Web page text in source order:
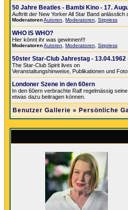
50 Jahre Beatles - Bambi Kino - 17.
Auftritt der New Yorker All Star Band
ModeratorenAutoren Moderatoren Sirpriess
WHO IS WHO?
Hier könnt ihr was gewinnen!!!
ModeratorenAutoren Moderatoren Sirpriess
50ster Star-Club Jahrestag - 13.04.1962
The Star-Club Spirit lives on
Veranstaltungshinweise, Publikationen und
Londoner Szene in den 60ern
In den 60ern verbrachte Ralf regelmässig
etwas dazu beitragen können.
Benutzer Gallerie » Persönliche